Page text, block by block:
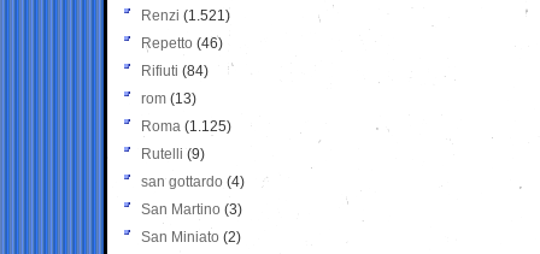
Renzi (1.521)
Repetto (46)
Rifiuti (84)
rom (13)
Roma (1.125)
Rutelli (9)
san gottardo (4)
San Martino (3)
San Miniato (2)